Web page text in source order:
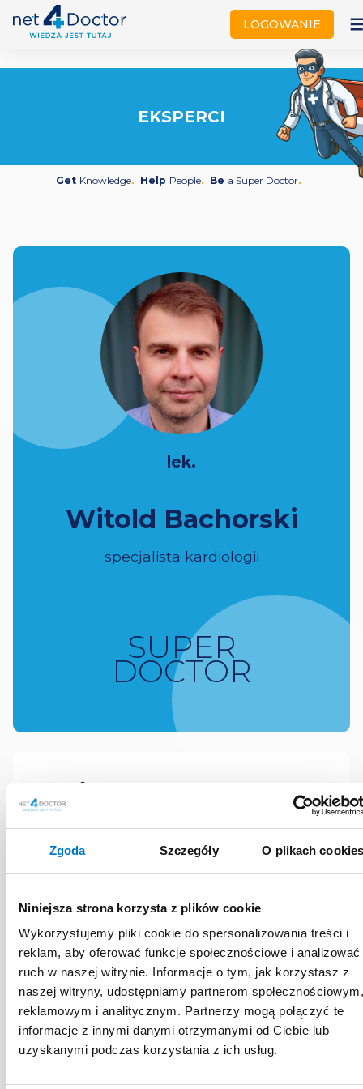
Zgoda Szczegóły O plikach
Niniejsza strona korzysta z plików cookie
Wykorzystujemy pliki cookie do spersonalizowania treści i
reklam, aby oferować funkcje społecznościowe i analizować
ruch w naszej witrynie. Informacje o tym, jak korzystasz z
naszej witryny, udostępniamy partnerom społecznościowym,
reklamowym i analitycznym. Partnerzy mogą połączyć te
informacje z innymi danymi otrzymanymi od Ciebie lub
uzyskanymi podczas korzystania z ich usług.
LOGOWANIE
EKSPERCI
Get Knowledge Help People Be a Super Doctor
lek.
Witold Bachorski
specjalista kardiologii
SUPER
DOCTOR
ZAWODOWE
Specjalista kardiologii i nauczyciel
zawodowo z I Katedrą i Kliniką
Kardiologii Gdańskiego
Uniwersytetu Medycznego. Zajmuje
się diagnostyką i leczeniem chorób
strukturalnych serca, w tym choroby
niedokrwiennej, kardiomiopatii oraz
wad zastawek. Specjalizuje się w